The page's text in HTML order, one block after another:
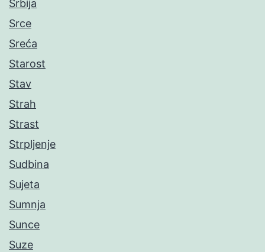
Srbija
Srce
Sreća
Starost
Stav
Strah
Strast
Strpljenje
Sudbina
Sujeta
Sumnja
Sunce
Suze